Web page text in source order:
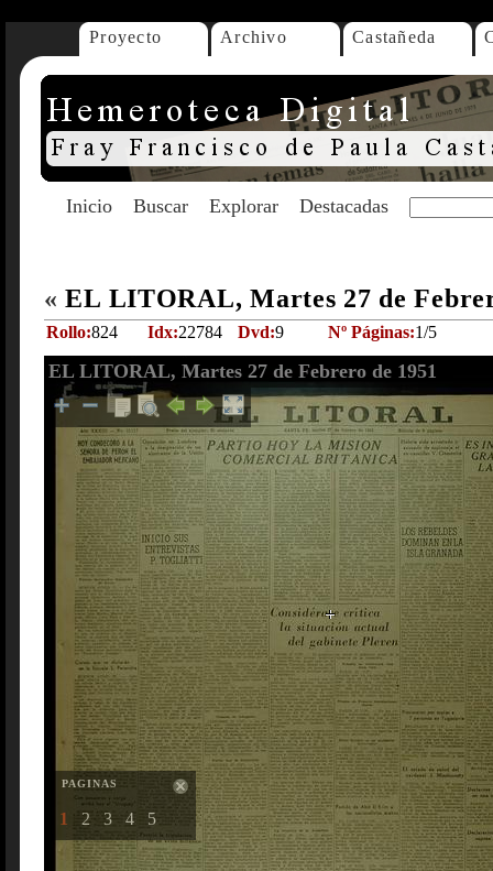
Proyecto Archivo Castañeda
Inicio Buscar Explorar Destacadas
« EL LITORAL, Martes 27 de
Rollo:824 Idx:22784 Dvd:9 Nº Páginas:1/5
EL LITORAL, Martes 27 de Febrero de 1951
PAGINAS
1 2 3 4 5